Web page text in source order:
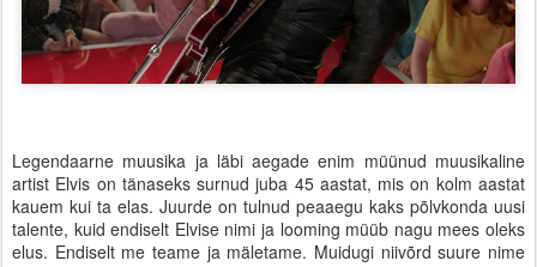
Legendaarne muusika ja läbi aegade enim müünud muusikaline
artist Elvis on tänaseks surnud juba 45 aastat, mis on kolm aastat
kauem kui ta elas. Juurde on tulnud peaaegu kaks põlvkonda uusi
talente, kuid endiselt Elvise nimi ja looming müüb nagu mees oleks
elus. Endiselt me teame ja mäletame. Muidugi niivõrd suure nime